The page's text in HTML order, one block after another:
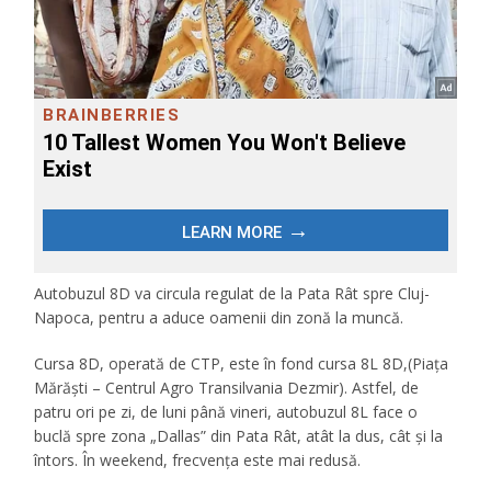
Autobuzul 8D va circula regulat de la Pata Rât spre Cluj-
Napoca, pentru a aduce oamenii din zonă la muncă.
Cursa 8D, operată de CTP, este în fond cursa 8L 8D,(Piața
Mărăști – Centrul Agro Transilvania Dezmir). Astfel, de
patru ori pe zi, de luni până vineri, autobuzul 8L face o
buclă spre zona „Dallas” din Pata Rât, atât la dus, cât și la
întors. În weekend, frecvența este mai redusă.